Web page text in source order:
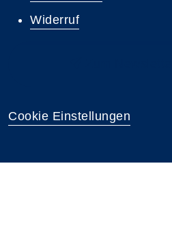
Widerruf
Cookie Einstellungen